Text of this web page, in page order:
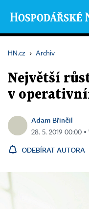
HN.cz › Archiv
Největší
v
Adam Břinčil
28. 5. 2019 00:00
ODEBÍRAT AUTORA